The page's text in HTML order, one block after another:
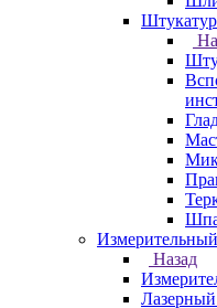
Назад